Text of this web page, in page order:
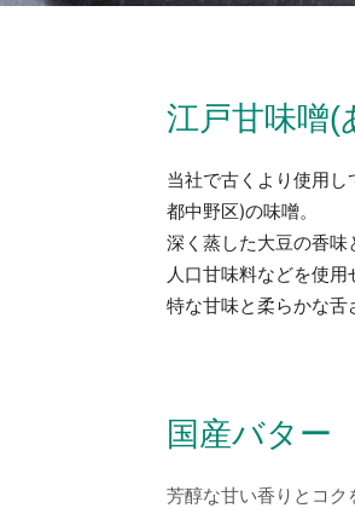
江戸甘味噌(
当社で古くより使用
都中野区)の味噌。
深く蒸した大豆の香味
人口甘味料などを使用
特な甘味と柔らかな舌
国産バター
芳醇な甘い香りとコク